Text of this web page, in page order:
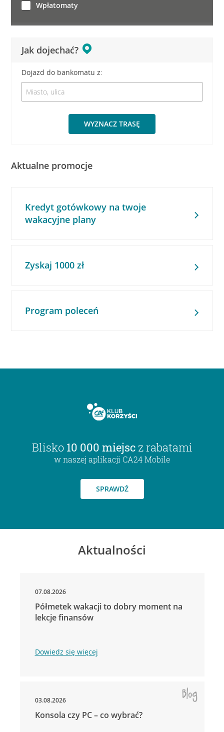
Jak dojechać?
Dojazd do bankomatu z:
WYZNACZ TRASĘ
Wpłatomaty
Aktualne promocje
Kredyt gotówkowy na twoje
wakacyjne plany
Zyskaj 1000 zł
Program poleceń
Blisko 10 000 miejsc z rabatami
w naszej aplikacji CA24 Mobile
SPRAWDŹ
Aktualności
07.08.2026
Półmetek wakacji to dobry moment na
lekcje finansów
Dowiedz się więcej
03.08.2026
Konsola czy PC – co wybrać?